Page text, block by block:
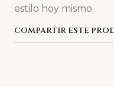
estilo hoy mismo.
COMPARTIR ESTE